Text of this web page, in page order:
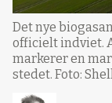
Det nye
officielt indviet.
markerer en
stedet. Foto: